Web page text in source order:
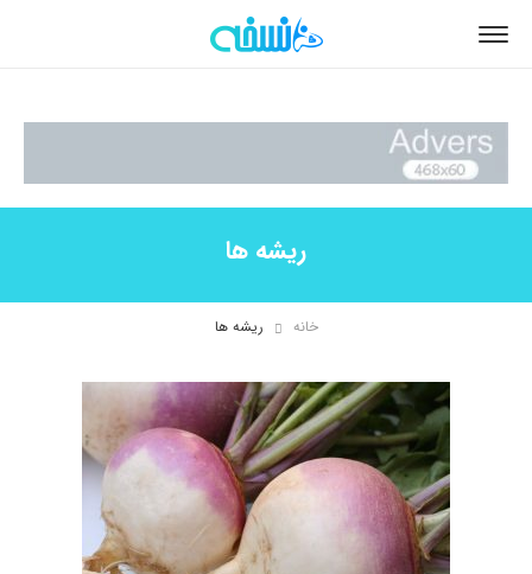
ریشه ها
خانه ریشه ها